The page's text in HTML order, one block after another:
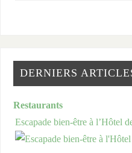
DERNIERS
Restaurants
Escapade bien-être à l’Hôtel